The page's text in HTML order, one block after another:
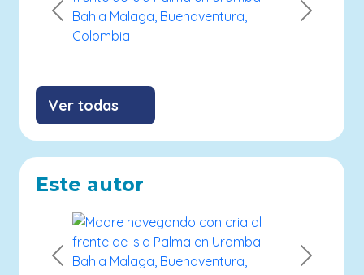
Previous Next
Ver todas
Este autor
Previous Next